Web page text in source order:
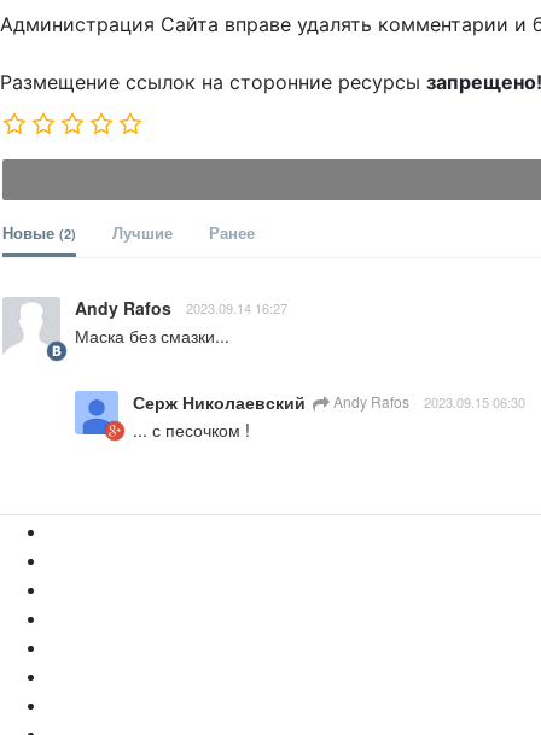
Администрация Сайта вправе удалять комментарии и
Размещение ссылок на сторонние ресурсы запрещено!
Новые (2) Лучшие Ранее
Andy Rafos 2023.09.14 16:27
Маска без смазки...
Серж Николаевский Andy Rafos 2023.09.15 06:30
... с песочком !